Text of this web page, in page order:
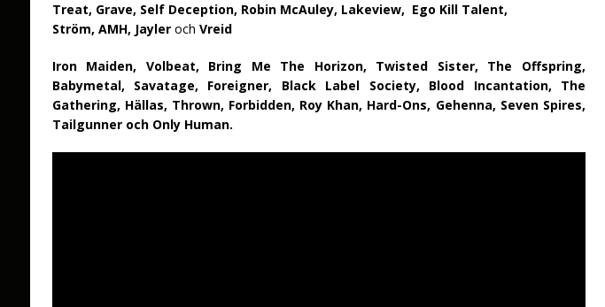
Treat, Grave, Self Deception, Robin McAuley, Lakeview, Ego Kill Talent,
Ström, AMH, Jayler och Vreid
Iron Maiden, Volbeat, Bring Me The Horizon, Twisted Sister, The Offspring,
Babymetal, Savatage, Foreigner, Black Label Society, Blood Incantation, The
Gathering, Hällas, Thrown, Forbidden, Roy Khan, Hard-Ons, Gehenna, Seven Spires,
Tailgunner och Only Human.